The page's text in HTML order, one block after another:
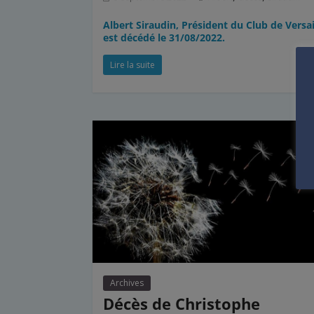
Albert Siraudin, Président du Club de
est décédé le 31/08/2022.
Lire la suite
Archives
Décès de Christophe